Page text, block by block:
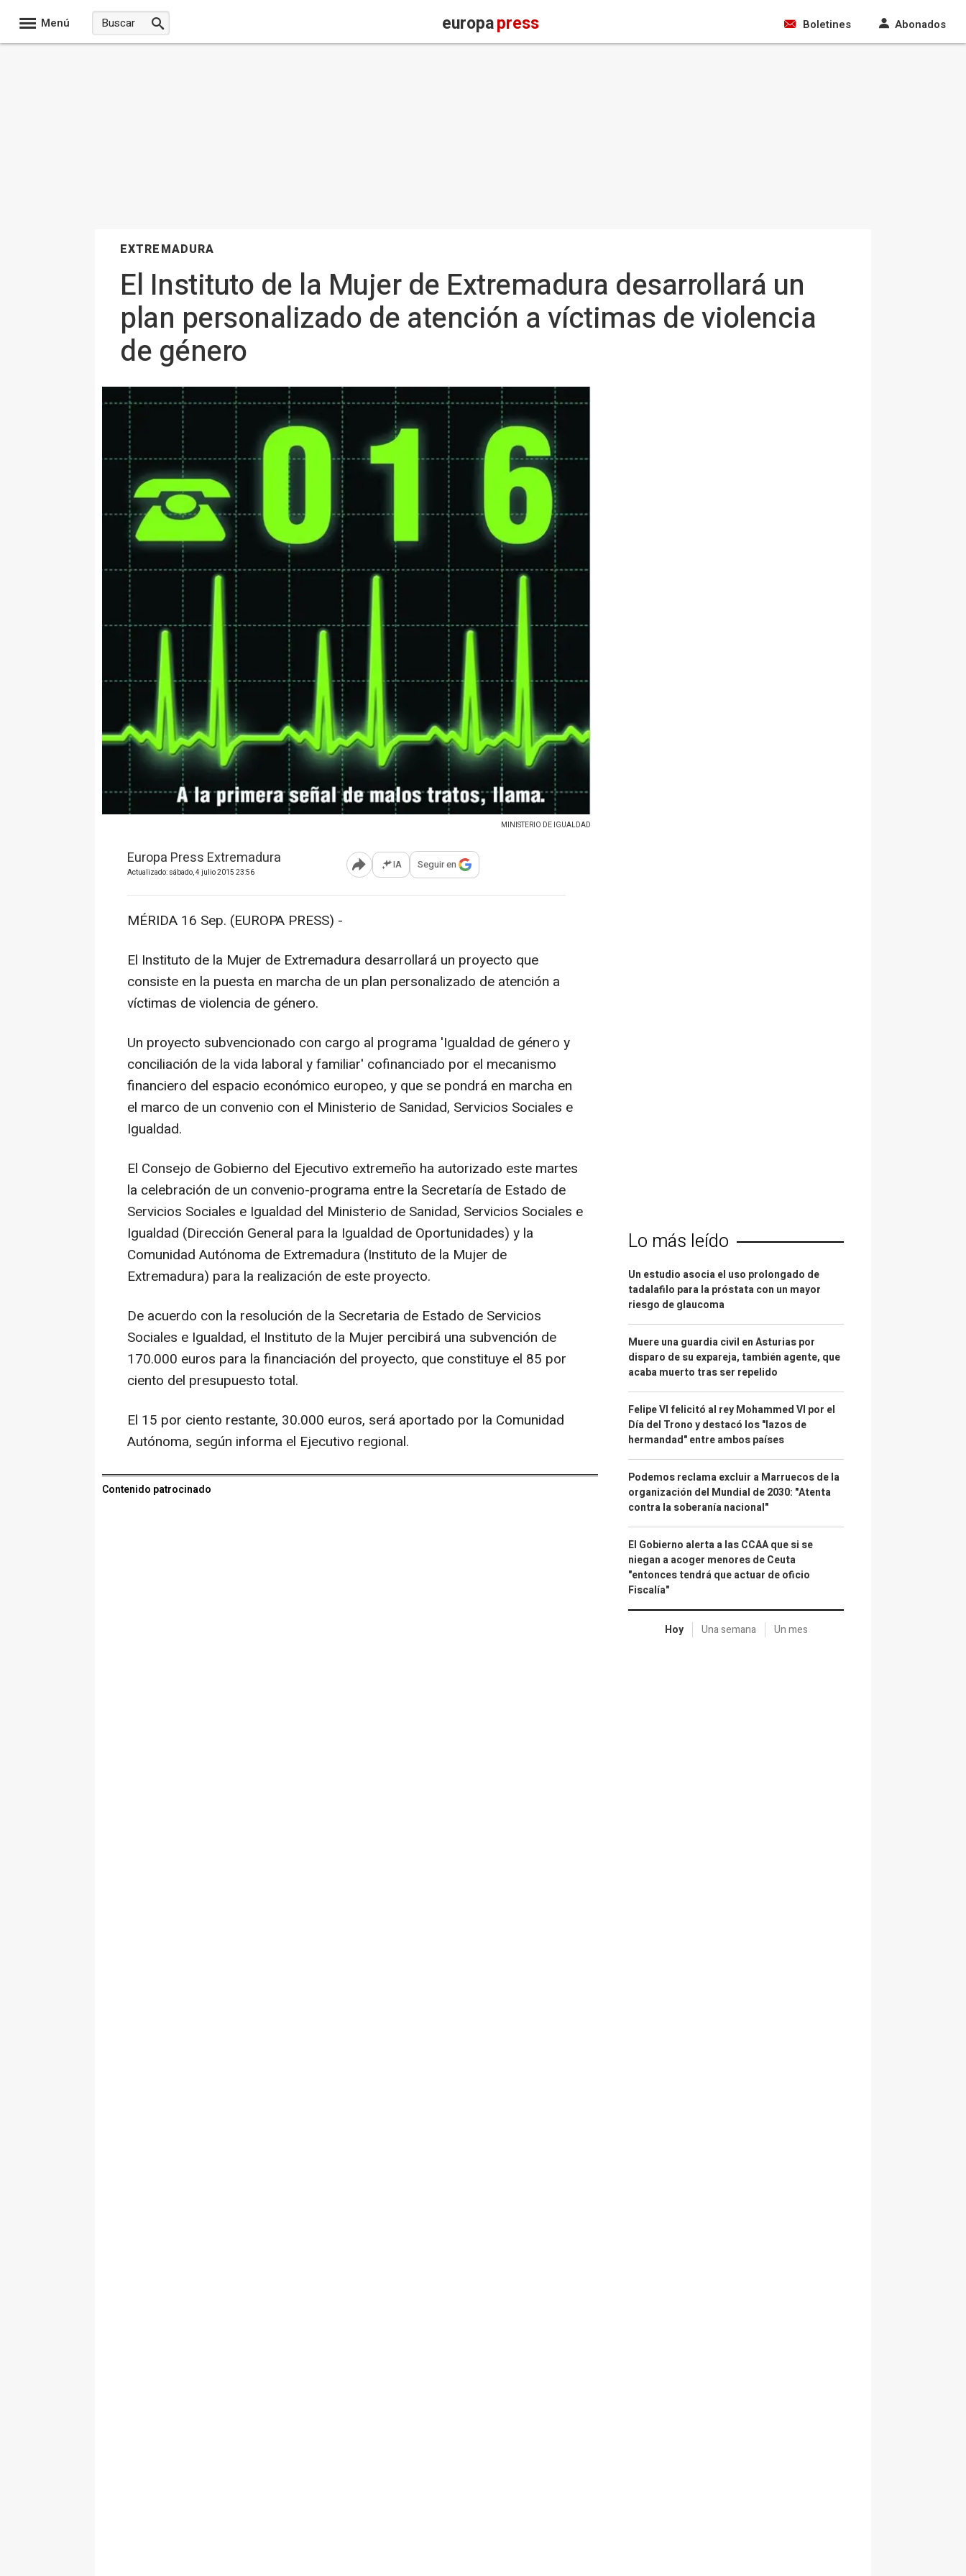
Menú europapress Boletines Abonados
EXTREMADURA
El Instituto de la Mujer de Extremadura desarrollará un
plan personalizado de atención a víctimas de violencia
de género
MINISTERIO DE IGUALDAD
Europa Press Extremadura
Actualizado: sábado, 4 julio 2015 23:56 Abrir opciones para compartir
IA Seguir en
MÉRIDA 16 Sep. (EUROPA PRESS) -
El Instituto de la Mujer de Extremadura desarrollará un proyecto que
consiste en la puesta en marcha de un plan personalizado de atención a
víctimas de violencia de género.
Un proyecto subvencionado con cargo al programa 'Igualdad de género y
conciliación de la vida laboral y familiar' cofinanciado por el mecanismo
financiero del espacio económico europeo, y que se pondrá en marcha en
el marco de un convenio con el Ministerio de Sanidad, Servicios Sociales e
Igualdad.
El Consejo de Gobierno del Ejecutivo extremeño ha autorizado este martes
la celebración de un convenio-programa entre la Secretaría de Estado de
Servicios Sociales e Igualdad del Ministerio de Sanidad, Servicios Sociales e
Igualdad (Dirección General para la Igualdad de Oportunidades) y la
Comunidad Autónoma de Extremadura (Instituto de la Mujer de
Extremadura) para la realización de este proyecto.
De acuerdo con la resolución de la Secretaria de Estado de Servicios
Sociales e Igualdad, el Instituto de la Mujer percibirá una subvención de
170.000 euros para la financiación del proyecto, que constituye el 85 por
ciento del presupuesto total.
El 15 por ciento restante, 30.000 euros, será aportado por la Comunidad
Autónoma, según informa el Ejecutivo regional.
Contenido patrocinado
Lo más leído
Un estudio asocia el uso prolongado de
tadalafilo para la próstata con un mayor
riesgo de glaucoma
Muere una guardia civil en Asturias por
disparo de su expareja, también agente, que
acaba muerto tras ser repelido
Felipe VI felicitó al rey Mohammed VI por el
Día del Trono y destacó los "lazos de
hermandad" entre ambos países
Podemos reclama excluir a Marruecos de la
organización del Mundial de 2030: "Atenta
contra la soberanía nacional"
El Gobierno alerta a las CCAA que si se
niegan a acoger menores de Ceuta
"entonces tendrá que actuar de oficio
Fiscalía"
Hoy Una semana Un mes